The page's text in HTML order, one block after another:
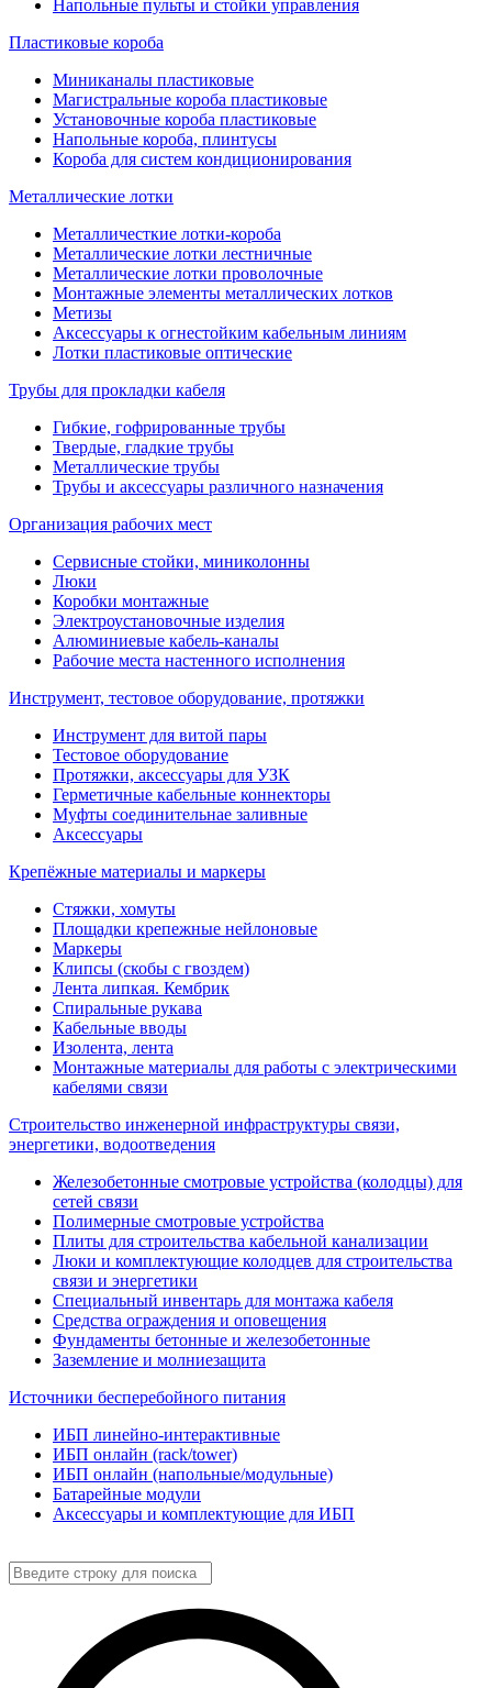
Напольные пульты и стойки управления
Пластиковые короба
Миниканалы пластиковые
Магистральные короба пластиковые
Установочные короба пластиковые
Напольные короба, плинтусы
Короба для систем кондиционирования
Металлические лотки
Металличесткие лотки-короба
Металлические лотки лестничные
Металлические лотки проволочные
Монтажные элементы металлических лотков
Метизы
Аксессуары к огнестойким кабельным линиям
Лотки пластиковые оптические
Трубы для прокладки кабеля
Гибкие, гофрированные трубы
Твердые, гладкие трубы
Металлические трубы
Трубы и аксессуары различного назначения
Организация рабочих мест
Сервисные стойки, миниколонны
Люки
Коробки монтажные
Электроустановочные изделия
Алюминиевые кабель-каналы
Рабочие места настенного исполнения
Инструмент, тестовое оборудование, протяжки
Инструмент для витой пары
Тестовое оборудование
Протяжки, аксессуары для УЗК
Герметичные кабельные коннекторы
Муфты соединительнае заливные
Аксессуары
Крепёжные материалы и маркеры
Стяжки, хомуты
Площадки крепежные нейлоновые
Маркеры
Клипсы (скобы с гвоздем)
Лента липкая. Кембрик
Спиральные рукава
Кабельные вводы
Изолента, лента
Монтажные материалы для работы с электрическими
кабелями связи
Строительство инженерной инфраструктуры связи,
энергетики, водоотведения
Железобетонные смотровые устройства (колодцы) для
сетей связи
Полимерные смотровые устройства
Плиты для строительства кабельной канализации
Люки и комплектующие колодцев для строительства
связи и энергетики
Специальный инвентарь для монтажа кабеля
Средства ограждения и оповещения
Фундаменты бетонные и железобетонные
Заземление и молниезащита
Источники бесперебойного питания
ИБП линейно-интерактивные
ИБП онлайн (rack/tower)
ИБП онлайн (напольные/модульные)
Батарейные модули
Аксессуары и комплектующие для ИБП